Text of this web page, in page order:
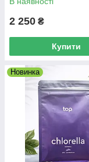
2 250 ₴
Купити
Новинка